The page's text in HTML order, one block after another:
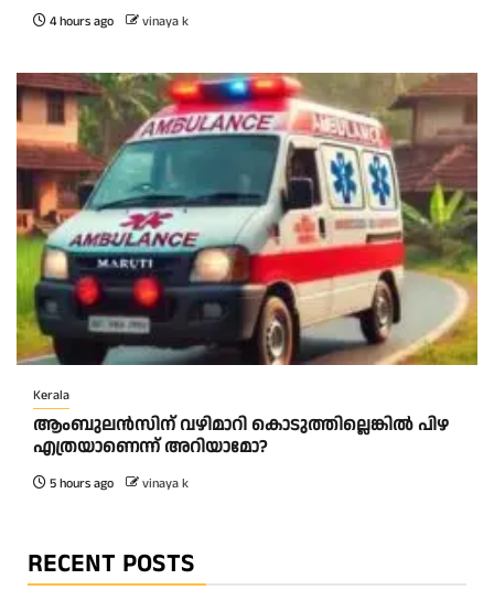
4 hours ago vinaya k
Kerala
ആംബുലന്‍സിന് വഴിമാറി കൊടുത്തില്ലെങ്കില്‍ പിഴ
എത്രയാണെന്ന് അറിയാമോ?
5 hours ago vinaya k
RECENT POSTS